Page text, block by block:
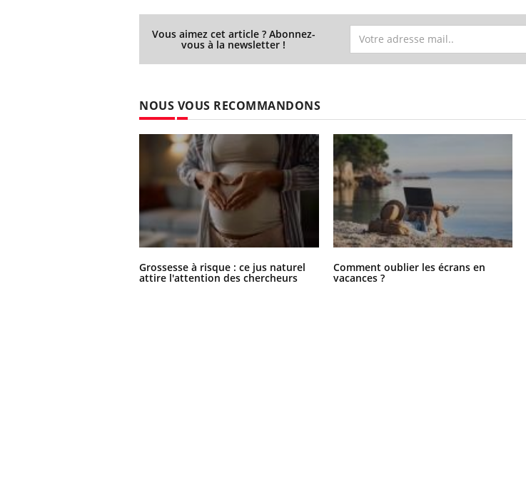
Vous aimez cet article ? Abonnez-
vous à la newsletter !
NOUS VOUS RECOMMANDONS
Grossesse à risque : ce jus naturel
attire l'attention des chercheurs
Comment oublier les écrans en
vacances ?